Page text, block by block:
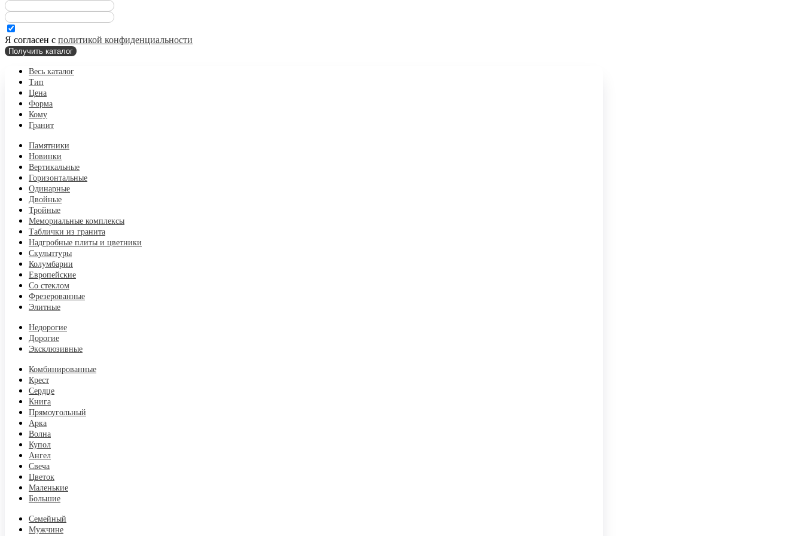
Я согласен с политикой конфиденциальности
Получить каталог
Весь каталог
Тип
Цена
Форма
Кому
Гранит
Памятники
Новинки
Вертикальные
Горизонтальные
Одинарные
Двойные
Тройные
Мемориальные комплексы
Таблички из гранита
Надгробные плиты и цветники
Скульптуры
Колумбарии
Европейские
Со стеклом
Фрезерованные
Элитные
Недорогие
Дорогие
Эксклюзивные
Комбинированные
Крест
Сердце
Книга
Прямоугольный
Арка
Волна
Купол
Ангел
Свеча
Цветок
Маленькие
Большие
Семейный
Мужчине